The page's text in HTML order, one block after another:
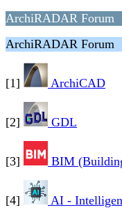
ArchiRADAR Forum
ArchiRADAR Forum
[1] ArchiCAD
[2] GDL
[3] BIM
[4] AI -